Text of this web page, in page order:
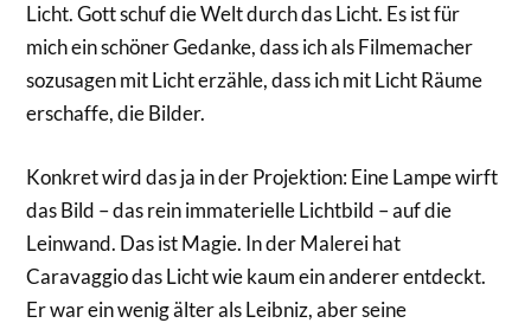
Licht. Gott schuf die Welt durch das Licht. Es ist für
mich ein schöner Gedanke, dass ich als Filmemacher
sozusagen mit Licht erzähle, dass ich mit Licht Räume
erschaffe, die Bilder.
Konkret wird das ja in der Projektion: Eine Lampe wirft
das Bild – das rein immaterielle Lichtbild – auf die
Leinwand. Das ist Magie. In der Malerei hat
Caravaggio das Licht wie kaum ein anderer entdeckt.
Er war ein wenig älter als Leibniz, aber seine